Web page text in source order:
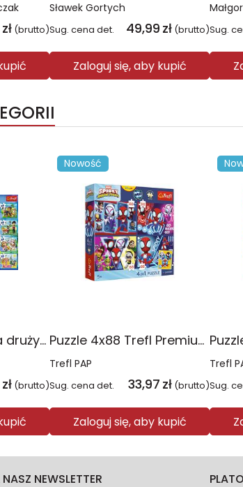
zł (brutto)
Sławek Gortych
Sug. cena det. 49,99 zł (brutto)
Zaloguj się, aby kupić
Sug.
Puzzle 10w1 Dzielna drużyna Psiego Patrolu 96012
zł (brutto)
Nowość
Puzzle 4x88 Trefl Premium Plus Kids Pajęczy dzień Spidey 34696
Trefl PAP
Sug. cena det. 33,97 zł (brutto)
Zaloguj się, aby kupić
Trefl
Sug.
NEWSLETTER